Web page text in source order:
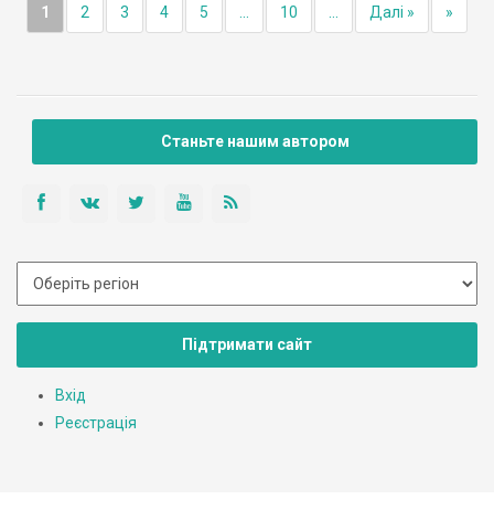
1 2 3 4 5 10 Далі » »
Станьте нашим автором
Підтримати сайт
Вхід
Реєстрація